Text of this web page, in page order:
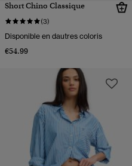
Short Chino Classique
(3)
Disponible en dautres coloris
€54.99